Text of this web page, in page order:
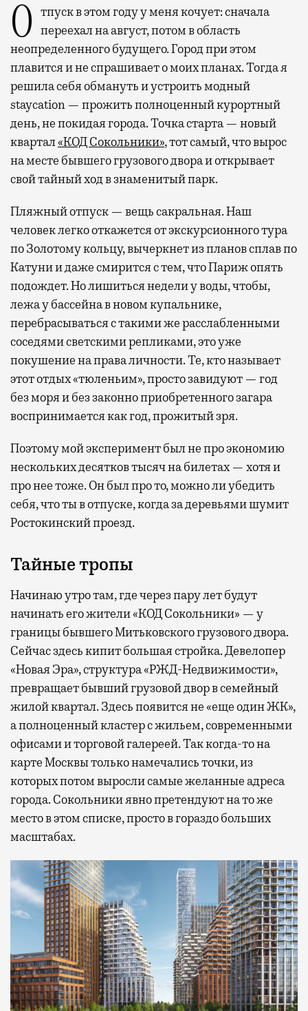
Отпуск в этом году у меня кочует: сначала переехал на август, потом в область
неопределенного будущего. Город при этом
плавится и не спрашивает о моих планах. Тогда я
решила себя обмануть и устроить модный
staycation — прожить полноценный курортный
день, не покидая города. Точка старта — новый
квартал«КОД Сокольники», тот самый, что вырос
на месте бывшего грузового двора и открывает
свой тайный ход в знаменитый парк.
Пляжный отпуск — вещь сакральная. Наш
человек легко откажется от экскурсионного тура
по Золотому кольцу, вычеркнет из планов сплав по
Катуни и даже смирится с тем, что Париж опять
подождет. Но лишиться недели у воды, чтобы,
лежа у бассейна в новом купальнике,
перебрасываться с такими же расслабленными
соседями светскими репликами, это уже
покушение на права личности. Те, кто называет
этот отдых «тюленьим», просто завидуют — год
без моря и без законно приобретенного загара
воспринимается как год, прожитый зря.
Поэтому мой эксперимент был не про экономию
нескольких десятков тысяч на билетах — хотя и
про нее тоже. Он был про то, можно ли убедить
себя, что ты в отпуске, когда за деревьями шумит
Ростокинский проезд.
Тайные тропы
Начинаю утро там, где через пару лет будут
начинать его жители «КОД Сокольники» — у
границы бывшего Митьковского грузового двора.
Сейчас здесь кипит большая стройка. Девелопер
«Новая Эра», структура «РЖД-Недвижимости»,
превращает бывший грузовой двор в семейный
жилой квартал. Здесь появится не «еще один ЖК»,
а полноценный кластер с жильем, современными
офисами и торговой галереей. Так когда-то на
карте Москвы только намечались точки, из
которых потом выросли самые желанные адреса
города. Сокольники явно претендуют на то же
место в этом списке, просто в гораздо больших
масштабах.